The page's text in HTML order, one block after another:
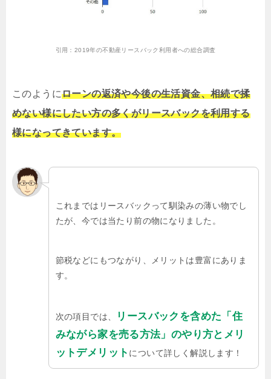
引用： 2019年の不動産リースバック利用者への総合調査
このようにローンの返済や今後の生活資金、相続で揉
めない様にしたい方の多くがリースバックを利用する
様になってきています。
これまではリースバックって馴染みの薄い物でし
たが、今では当たり前の物になりました。
節税などにもつながり、メリットは豊富にありま
す。
次の項目では、
リースバックを含めた「住
みながら家を売る方法」のやり方とメリ
ットデメリット について詳しく解説します！